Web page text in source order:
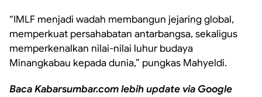
“IMLF menjadi wadah membangun jejaring global,
memperkuat persahabatan antarbangsa, sekaligus
memperkenalkan nilai-nilai luhur budaya
Minangkabau kepada dunia,” pungkas Mahyeldi.
Baca Kabarsumbar.com lebih update via Google